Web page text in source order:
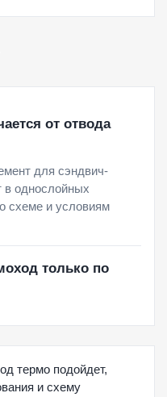
от отвода
для сэндвич-
в однослойных
схеме и условиям
только по
термо подойдет,
и схему